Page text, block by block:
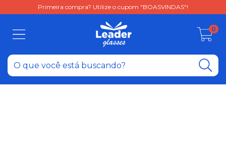
Primeira compra? Utilize o cupom "BOASVINDAS"!
0